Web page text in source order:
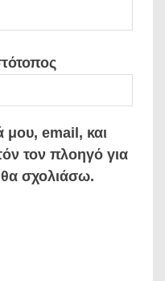
email, και
τον πλοηγό για
σχολιάσω.